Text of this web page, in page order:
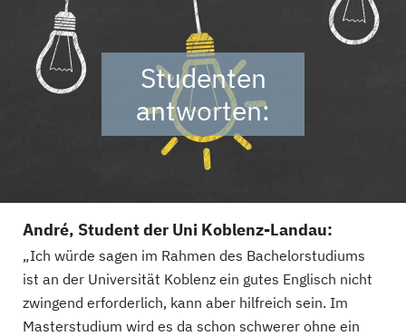
Studenten
antworten:
André, Student der Uni Koblenz-Landau:
„Ich würde sagen im Rahmen des Bachelorstudiums
ist an der Universität Koblenz ein gutes Englisch nicht
zwingend erforderlich, kann aber hilfreich sein. Im
Masterstudium wird es da schon schwerer ohne ein